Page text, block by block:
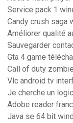
Service pack 1
Candy crush saga
Améliorer qualité
Sauvegarder
Gta 4 game
Call of duty
Vlc android tv
Je cherche un
Adobe reader
Java se 64 bit